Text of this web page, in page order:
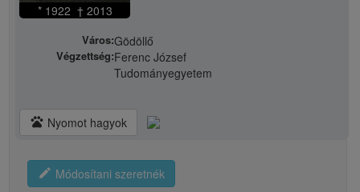
* 1922 † 2013
Város:Gödöllő
Végzettség:Ferenc József
Tudományegyetem
pets Nyomot hagyok
edit Módosítani szeretnék